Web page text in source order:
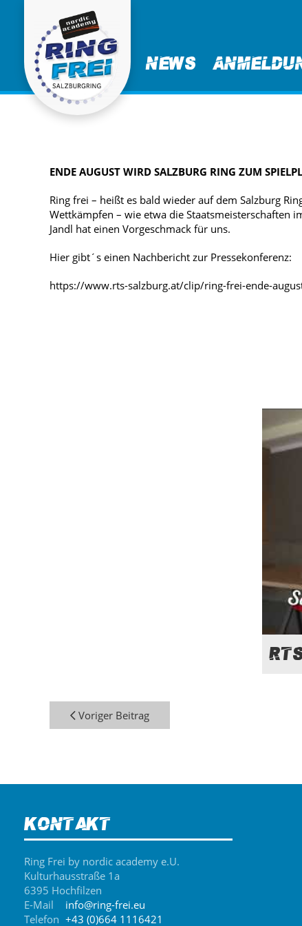
News
ENDE AUGUST WIRD SALZBURG RING ZUM
Ring frei – heißt es bald wieder auf dem Salzburg
Wettkämpfen – wie etwa die Staatsmeisterschaften
Jandl hat einen Vorgeschmack für uns.
Hier gibt´s einen Nachbericht zur Pressekonferenz:
https://www.rts-salzburg.at/clip/ring-frei-ende-
Voriger Beitrag
Kontakt
Ring Frei by nordic academy e.U.
Kulturhausstraße 1a
6395 Hochfilzen
E-Mail
info@ring-frei.eu
Telefon +43 (0)664 1116421